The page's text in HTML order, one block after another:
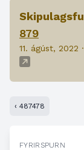
879
11. ágúst, 2022 ·
‹ 487478
FYRIRSPURN